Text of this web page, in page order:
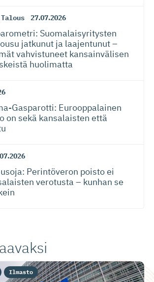
Talous 27.07.2026
Suomalaisy­ri­tysten
jatkunut ja laajentunut –
vahvistuneet kansainvälisen
huolimatta
Gas­pa­rotti: Eurooppalainen
on sekä kansalaisten että
Perintöveron poisto ei
verotusta – kunhan se
Ilmasto